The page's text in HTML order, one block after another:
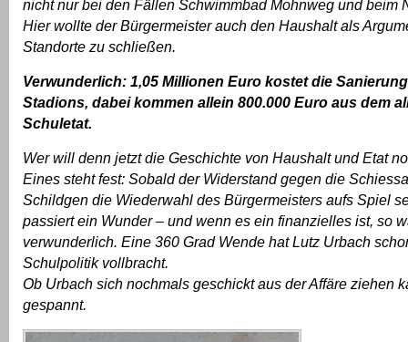
nicht nur bei den Fällen Schwimmbad Mohnweg und beim
Hier wollte der Bürgermeister auch den Haushalt als
Standorte zu schließen.
Verwunderlich: 1,05 Millionen Euro kostet die
Stadions, dabei kommen allein 800.000 Euro aus dem
Schuletat.
Wer will denn jetzt die Geschichte von Haushalt und Etat
Eines steht fest: Sobald der Widerstand gegen die
Schildgen die Wiederwahl des Bürgermeisters aufs Spiel
passiert ein Wunder – und wenn es ein finanzielles ist, so
verwunderlich. Eine 360 Grad Wende hat Lutz Urbach
Schulpolitik vollbracht.
Ob Urbach sich nochmals geschickt aus der Affäre ziehen
gespannt.